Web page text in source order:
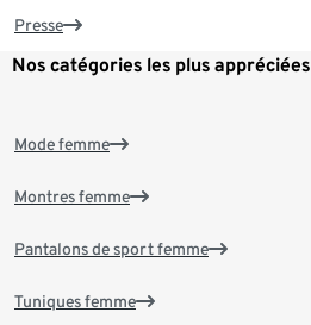
Presse
Nos catégories les plus appréciées
Mode femme
Montres femme
Pantalons de sport femme
Tuniques femme